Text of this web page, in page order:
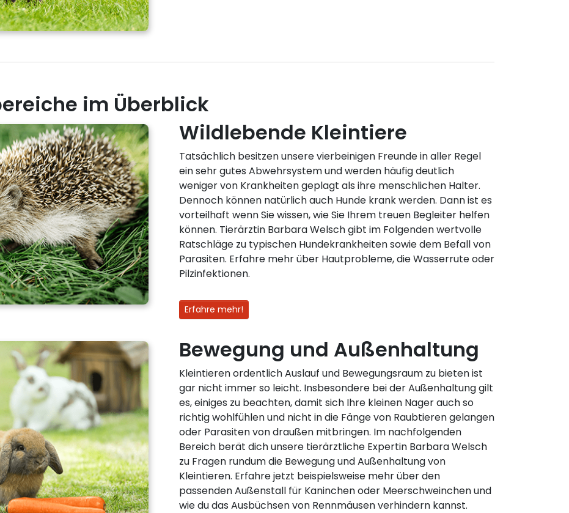
im Überblick
Wildlebende Kleintiere
Tatsächlich besitzen unsere vierbeinigen Freunde in aller Regel
ein sehr gutes Abwehrsystem und werden häufig deutlich
weniger von Krankheiten geplagt als ihre menschlichen Halter.
Dennoch können natürlich auch Hunde krank werden. Dann ist es
vorteilhaft wenn Sie wissen, wie Sie Ihrem treuen Begleiter helfen
können. Tierärztin Barbara Welsch gibt im Folgenden wertvolle
Ratschläge zu typischen Hundekrankheiten sowie dem Befall von
Parasiten. Erfahre mehr über Hautprobleme, die Wasserrute oder
Pilzinfektionen.
Erfahre mehr!
Bewegung und Außenhaltung
Kleintieren ordentlich Auslauf und Bewegungsraum zu bieten ist
gar nicht immer so leicht. Insbesondere bei der Außenhaltung gilt
es, einiges zu beachten, damit sich Ihre kleinen Nager auch so
richtig wohlfühlen und nicht in die Fänge von Raubtieren gelangen
oder Parasiten von draußen mitbringen. Im nachfolgenden
Bereich berät dich unsere tierärztliche Expertin Barbara Welsch
zu Fragen rundum die Bewegung und Außenhaltung von
Kleintieren. Erfahre jetzt beispielsweise mehr über den
passenden Außenstall für Kaninchen oder Meerschweinchen und
wie du das Ausbüchsen von Rennmäusen verhindern kannst.